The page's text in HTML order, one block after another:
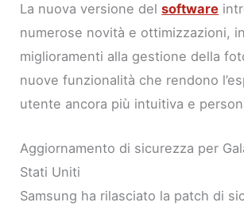
La nuova versione delsoftware
numerose novità e ottimizzazioni,
miglioramenti alla gestione della
nuove funzionalità che rendono
utente ancora più intuitiva e
Aggiornamento di sicurezza per
Stati Uniti
Samsung ha rilasciato la patch di